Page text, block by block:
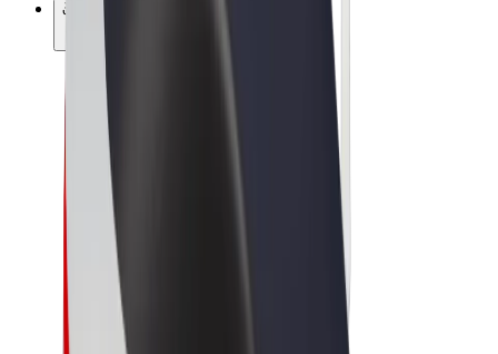
პროდუქტები
მგზავრობები
სკუტერები
Bolt Market
Bolt Food
Bolt Drive
Bolt ბიზნესისთვის
ელ. ბაიკი
Bolt Plus